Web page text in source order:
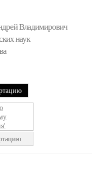
Владимирович
наук